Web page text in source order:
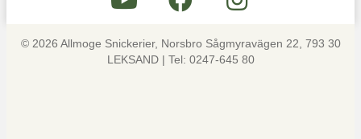
© 2026 Allmoge Snickerier, Norsbro Sågmyravägen 22, 793 30
LEKSAND | Tel: 0247-645 80